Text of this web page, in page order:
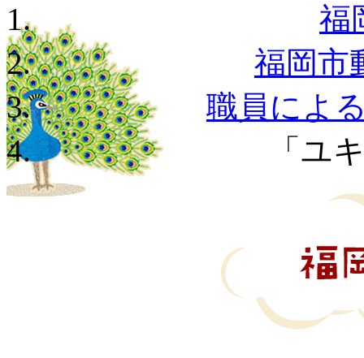
福
福岡市
職員によ
「ユ